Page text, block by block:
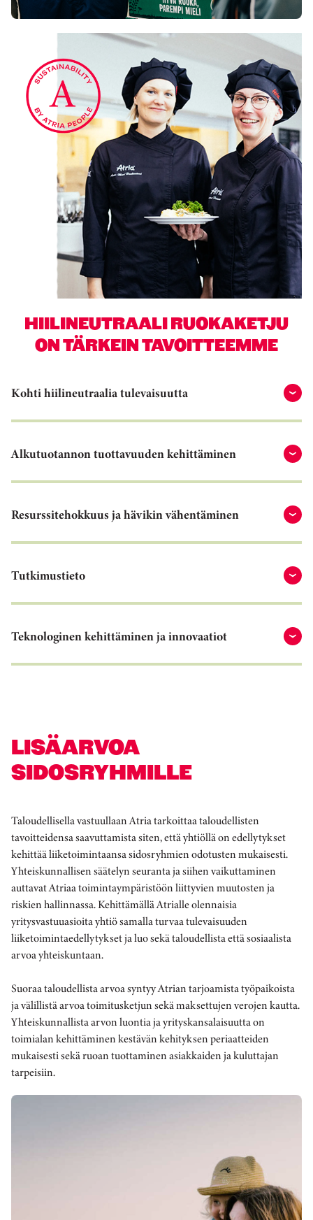
HIILINEUTRAALI RUOKAKETJU
ON TÄRKEIN TAVOITTEEMME
Kohti hiilineutraalia tulevaisuutta
Alkutuotannon tuottavuuden kehittäminen
Resurssitehokkuus ja hävikin vähentäminen
Tutkimustieto
Teknologinen kehittäminen ja innovaatiot
LISÄARVOA
SIDOSRYHMILLE
Taloudellisella vastuullaan Atria tarkoittaa taloudellisten
tavoitteidensa saavuttamista siten, että yhtiöllä on edellytykset
kehittää liiketoimintaansa sidosryhmien odotusten mukaisesti.
Yhteiskunnallisen säätelyn seuranta ja siihen vaikuttaminen
auttavat Atriaa toimintaympäristöön liittyvien muutosten ja
riskien hallinnassa. Kehittämällä Atrialle olennaisia
yritysvastuuasioita yhtiö samalla turvaa tulevaisuuden
liiketoimintaedellytykset ja luo sekä taloudellista että sosiaalista
arvoa yhteiskuntaan.
Suoraa taloudellista arvoa syntyy Atrian tarjoamista työpaikoista
ja välillistä arvoa toimitusketjun sekä maksettujen verojen kautta.
Yhteiskunnallista arvon luontia ja yrityskansalaisuutta on
toimialan kehittäminen kestävän kehityksen periaatteiden
mukaisesti sekä ruoan tuottaminen asiakkaiden ja kuluttajan
tarpeisiin.